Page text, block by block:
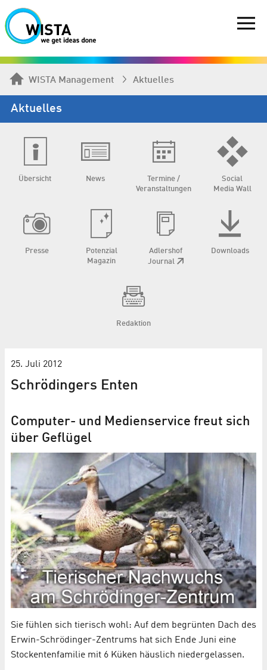
WISTA Management Aktuelles
Aktuelles
Übersicht News
Termine /
Veranstaltungen
Social
Media Wall
Presse
Potenzial
Magazin
Adlershof
Journal
Downloads
Redaktion
25. Juli 2012
Schrödingers Enten
Computer- und Medienservice freut sich
über Geflügel
Sie fühlen sich tierisch wohl: Auf dem begrünten Dach des
Erwin-Schrödinger-Zentrums hat sich Ende Juni eine
Stockentenfamilie mit 6 Küken häuslich niedergelassen.